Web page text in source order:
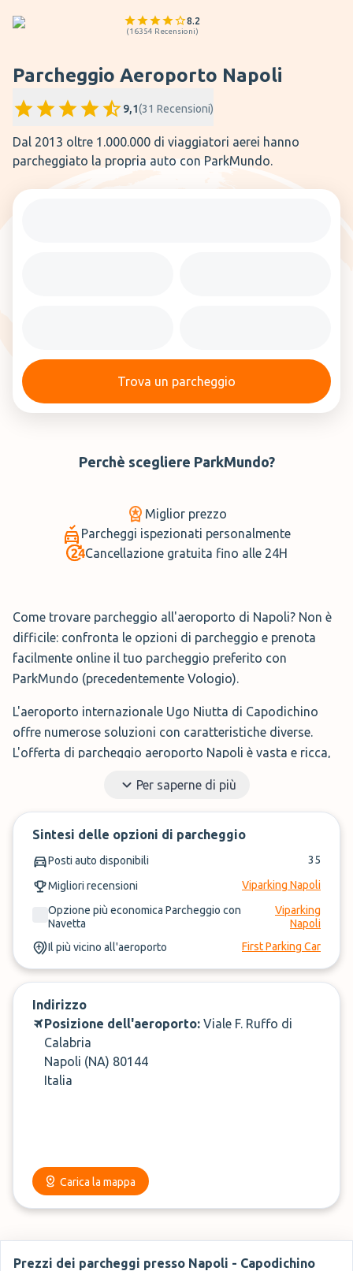
8.2
(16354 Recensioni)
Parcheggio Aeroporto Napoli
9,1(31 Recensioni)
Dal 2013 oltre 1.000.000 di viaggiatori aerei hanno
parcheggiato la propria auto con ParkMundo.
Trova un parcheggio
Perchè scegliere ParkMundo?
Miglior prezzo
Parcheggi ispezionati personalmente
Cancellazione gratuita fino alle 24H
Come trovare parcheggio all'aeroporto di Napoli? Non è
difficile: confronta le opzioni di parcheggio e prenota
facilmente online il tuo parcheggio preferito con
ParkMundo (precedentemente Vologio).
L'aeroporto internazionale Ugo Niutta di Capodichino
offre numerose soluzioni con caratteristiche diverse.
L'offerta di parcheggio aeroporto Napoli è vasta e ricca,
Qui su ParkMundo trovare il parcheggio ideale non è mai
alternative, valutare i prezzi, filtrare in base ai tuoi
desideri e prenotare direttamente online. Inizia subito la
tua ricerca!
Per saperne di più
Sintesi delle opzioni di parcheggio
Posti auto disponibili 35
Migliori recensioni
Viparking Napoli
Opzione più economica Parcheggio con
Navetta
Viparking
Napoli
Il più vicino all'aeroporto
First Parking Car
Indirizzo
Posizione dell'aeroporto: Viale F. Ruffo di
Calabria
Napoli (NA) 80144
Italia
Carica la mappa
Prezzi dei parcheggi presso Napoli - Capodichino